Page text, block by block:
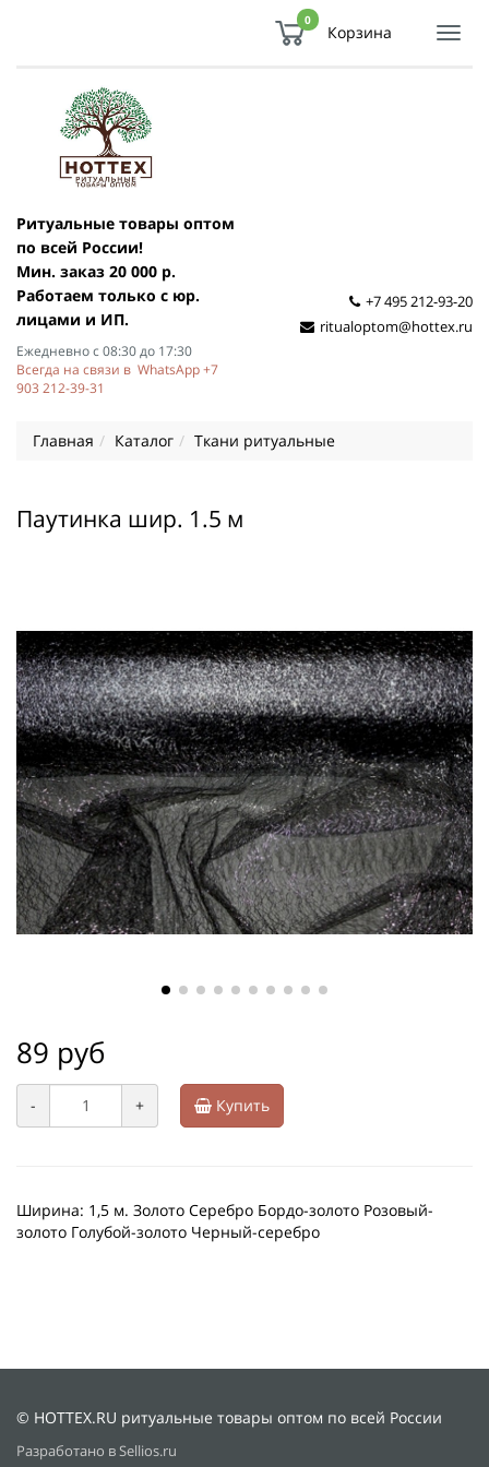
0
Корзина
Ритуальные товары оптом
по всей России!
Мин. заказ 20 000 р.
Работаем только с юр.
лицами и ИП.
Ежедневно с 08:30 до 17:30
Всегда на связи в WhatsApp +7
903 212-39-31
+7 495 212-93-20
ritualoptom@hottex.ru
Главная Каталог Ткани ритуальные
Паутинка шир. 1.5 м
89 руб
- + Купить
Ширина: 1,5 м. Золото Серебро Бордо-золото Розовый-
золото Голубой-золото Черный-серебро
© HOTTEX.RU ритуальные товары оптом по всей России
Разработано в Sellios.ru